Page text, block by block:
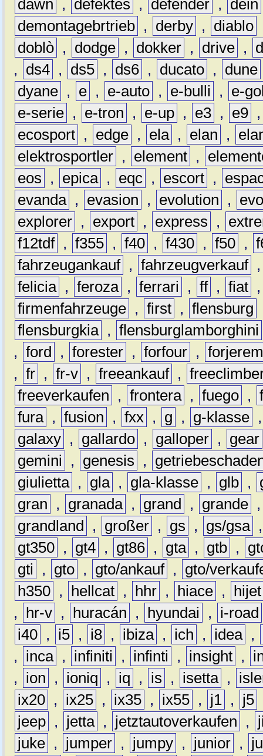
dawn , defektes , defender , dein
demontagebrtrieb , derby , diablo
doblò , dodge , dokker , drive ,
,
ds4 , ds5 , ds6 , ducato , dune
dyane , e , e-auto , e-bulli ,
e-
e-serie , e-tron , e-up , e3 , e9
ecosport , edge , ela , elan ,
elektrosportler , element ,
eos
, epica , eqc , escort ,
evanda , evasion , evolution ,
explorer , export , express ,
f12tdf , f355 , f40 , f430 , f50 ,
fahrzeugankauf , fahrzeugverkauf
felicia , feroza , ferrari , ff , fiat
firmenfahrzeuge , first , flensburg
flensburgkia , flensburglamborghini
, ford , forester , forfour ,
, fr , fr-v , freeankauf ,
freeverkaufen
, frontera , fuego ,
fura , fusion , fxx , g , g-klasse
galaxy , gallardo , galloper ,
gear
gemini
, genesis ,
giulietta , gla , gla-klasse , glb ,
gran
, granada , grand , grande
grandland
, großer , gs , gs/gsa
gt350 , gt4 , gt86 , gta , gtb ,
gti
, gto , gto/ankauf ,
gto/
h350 , hellcat , hhr , hiace ,
hijet
,
hr-v , huracán , hyundai ,
i-road
i40 , i5 , i8 , ibiza , ich , idea ,
,
inca , infiniti , infinti , insight ,
,
ion , ioniq , iq , is , isetta ,
ix20 , ix25 , ix35 , ix55 , j1 , j5
jeep , jetta , jetztautoverkaufen ,
juke , jumper , jumpy , junior ,